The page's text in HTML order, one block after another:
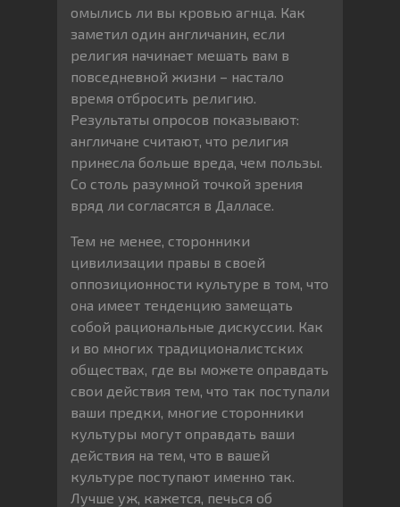
омылись ли вы кровью агнца. Как
заметил один англичанин, если
религия начинает мешать вам в
повседневной жизни – настало
время отбросить религию.
Результаты опросов показывают:
англичане считают, что религия
принесла больше вреда, чем пользы.
Со столь разумной точкой зрения
вряд ли согласятся в Далласе.
Тем не менее, сторонники
цивилизации правы в своей
оппозиционности культуре в том, что
она имеет тенденцию замещать
собой рациональные дискуссии. Как
и во многих традиционалистских
обществах, где вы можете оправдать
свои действия тем, что так поступали
ваши предки, многие сторонники
культуры могут оправдать ваши
действия на тем, что в вашей
культуре поступают именно так.
Лучше уж, кажется, печься об